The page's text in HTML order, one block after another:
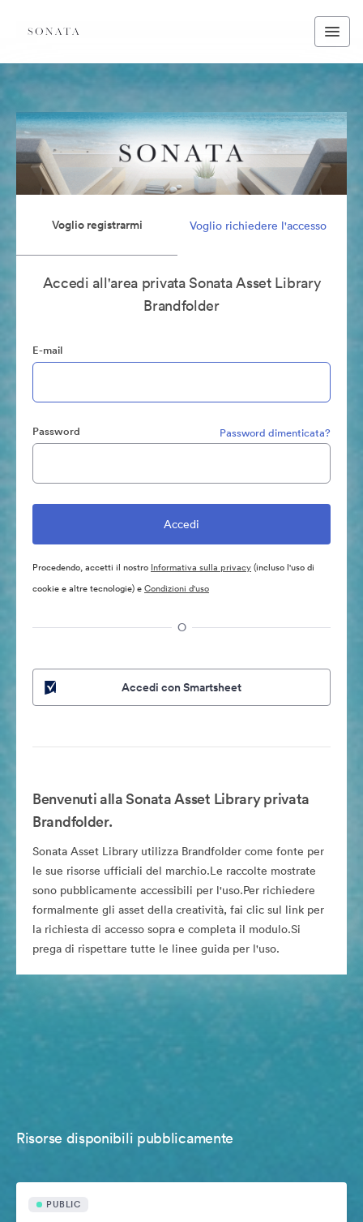
Voglio registrarmi Voglio richiedere l'accesso
Accedi all'area privata Sonata Asset Library
Brandfolder
E-mail
Password Password dimenticata?
Procedendo, accetti il nostro Informativa sulla privacy(incluso l'uso di
cookie e altre tecnologie) eCondizioni d'uso
O
Accedi con Smartsheet
Benvenuti alla Sonata Asset Library privata
Brandfolder.
Sonata Asset Library utilizza Brandfolder come fonte per
le sue risorse ufficiali del marchio.Le raccolte mostrate
sono pubblicamente accessibili per l'uso.Per richiedere
formalmente gli asset della creatività, fai clic sul link per
la richiesta di accesso sopra e completa il modulo.Si
prega di rispettare tutte le linee guida per l'uso.
Risorse disponibili pubblicamente
PUBLIC